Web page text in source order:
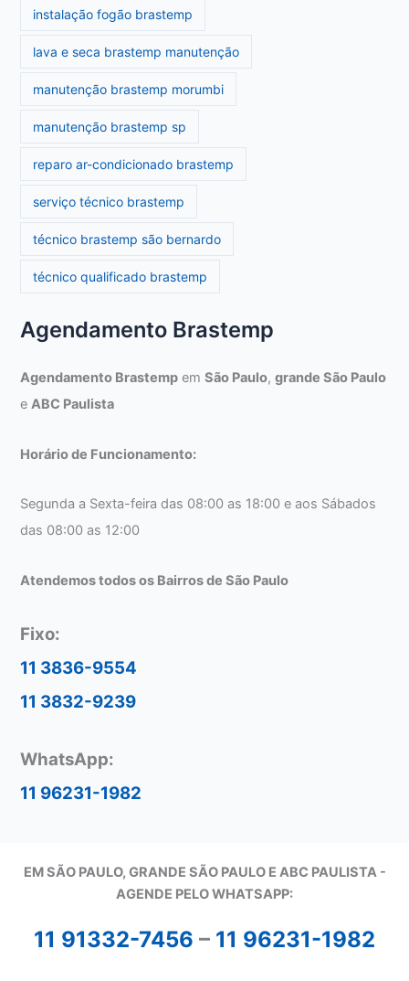
instalação fogão brastemp
lava e seca brastemp manutenção
manutenção brastemp morumbi
manutenção brastemp sp
reparo ar-condicionado brastemp
serviço técnico brastemp
técnico brastemp são bernardo
técnico qualificado brastemp
Agendamento Brastemp
Agendamento Brastemp emSão Paulo,grande São Paulo
eABC Paulista
Horário de Funcionamento:
Segunda a Sexta-feira das 08:00 as 18:00 e aos Sábados
das 08:00 as 12:00
Atendemos todos os Bairros de São Paulo
Fixo:
11 3836-9554
11 3832-9239
WhatsApp:
11 96231-1982
EM SÃO PAULO, GRANDE SÃO PAULO E ABC PAULISTA -
AGENDE PELO WHATSAPP:
11 91332-7456 – 11 96231-1982